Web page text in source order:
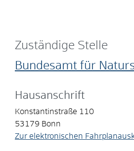
Zuständige Stelle
Bundesamt für
Hausanschrift
Konstantinstraße 110
53179 Bonn
Zur elektronischen